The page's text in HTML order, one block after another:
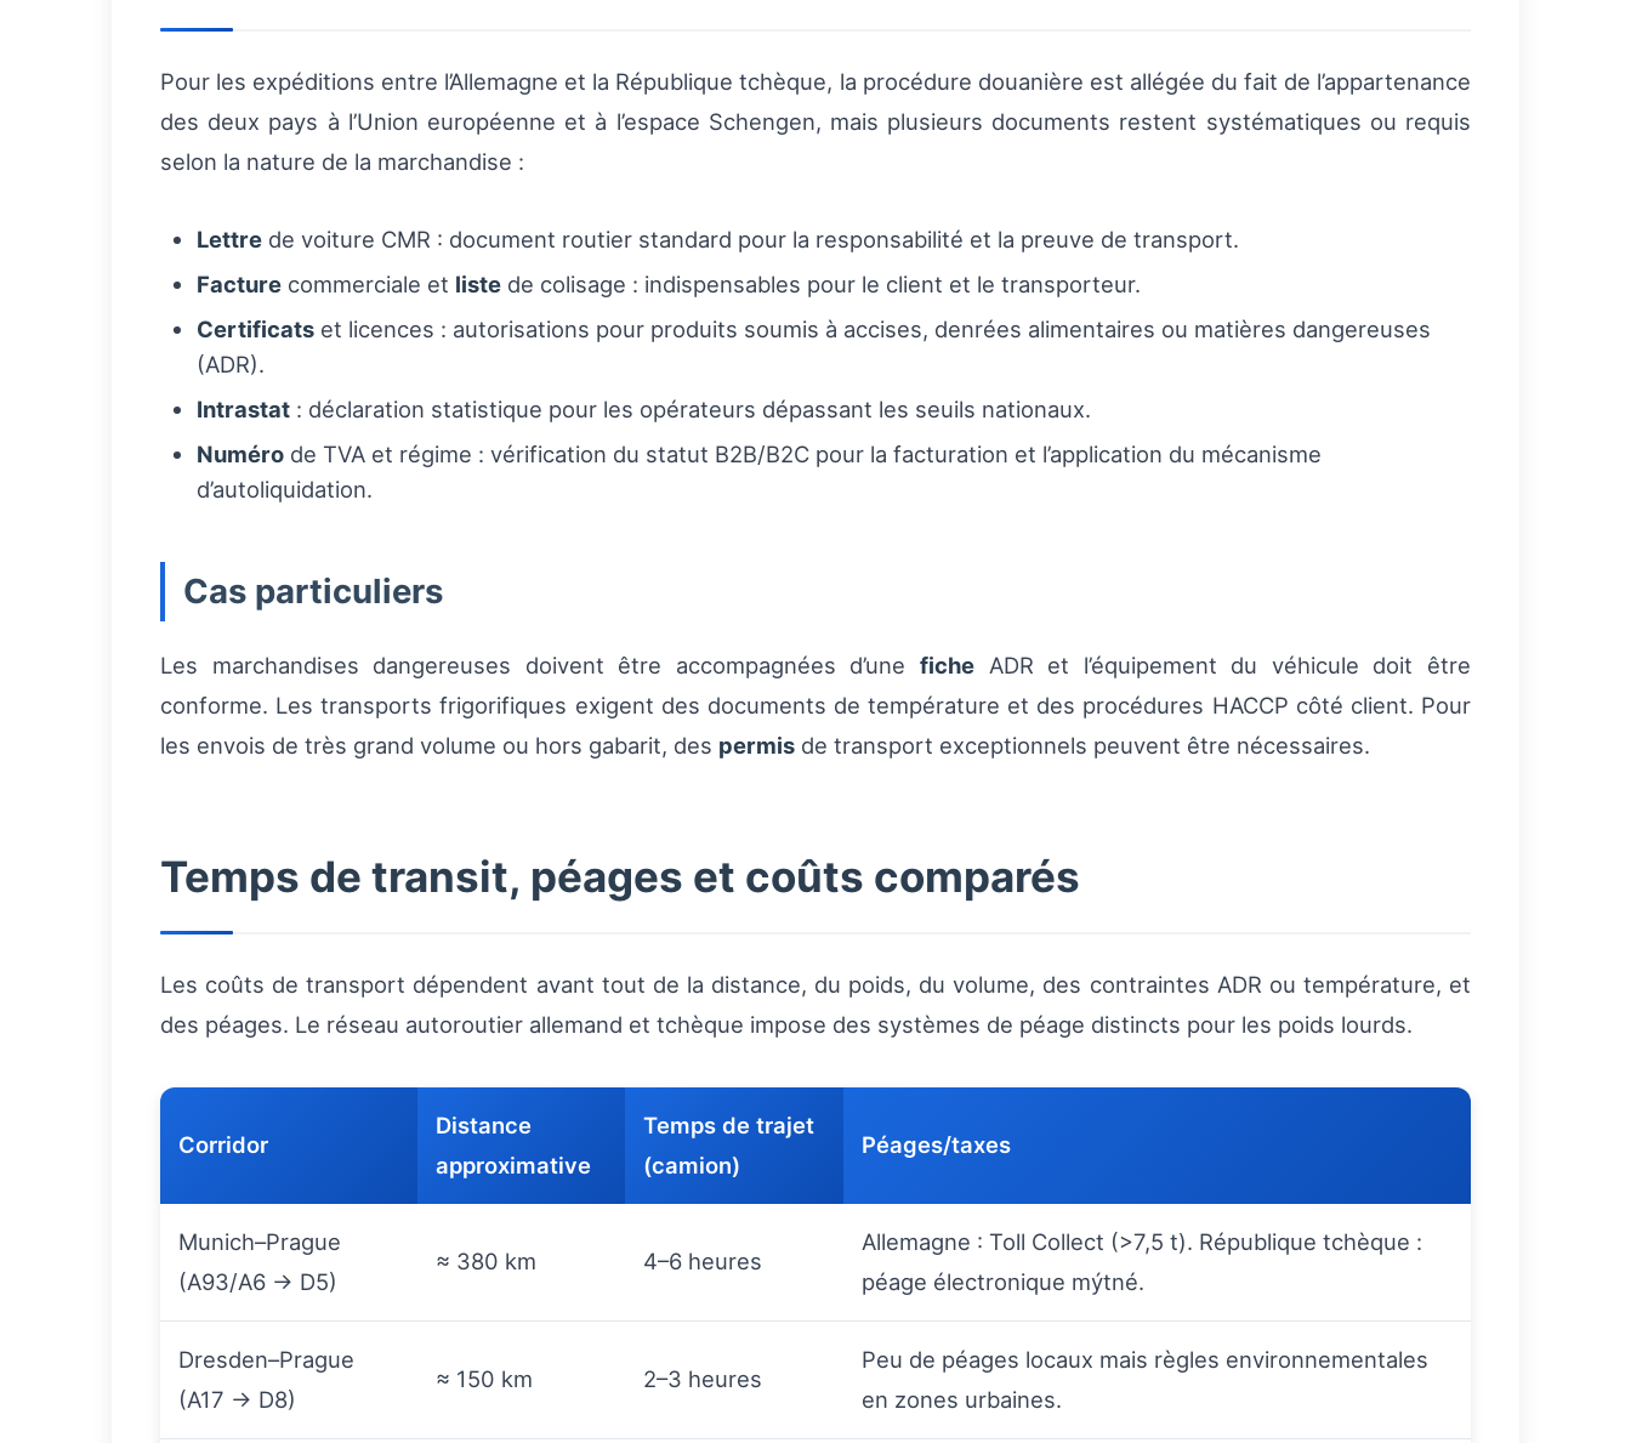
Pour les expéditions entre l’Allemagne et la République tchèque, la procédure douanière est allégée du fait de l’appartenance
des deux pays à l’Union européenne et à l’espace Schengen, mais plusieurs documents restent systématiques ou requis
selon la nature de la marchandise :
Lettre de voiture CMR : document routier standard pour la responsabilité et la preuve de transport.
Facture commerciale et liste de colisage : indispensables pour le client et le transporteur.
Certificats et licences : autorisations pour produits soumis à accises, denrées alimentaires ou matières dangereuses
(ADR).
Intrastat : déclaration statistique pour les opérateurs dépassant les seuils nationaux.
Numéro de TVA et régime : vérification du statut B2B/B2C pour la facturation et l’application du mécanisme
d’autoliquidation.
Cas particuliers
Les marchandises dangereuses doivent être accompagnées d’une fiche ADR et l’équipement du véhicule doit être
conforme. Les transports frigorifiques exigent des documents de température et des procédures HACCP côté client. Pour
les envois de très grand volume ou hors gabarit, des permis de transport exceptionnels peuvent être nécessaires.
Temps de transit, péages et coûts comparés
Les coûts de transport dépendent avant tout de la distance, du poids, du volume, des contraintes ADR ou température, et
des péages. Le réseau autoroutier allemand et tchèque impose des systèmes de péage distincts pour les poids lourds.
Corridor
Distance
approximative
Temps de trajet
(camion)
Péages/taxes
Munich–Prague
(A93/A6 → D5)
≈ 380 km 4–6 heures
Allemagne : Toll Collect (>7,5 t). République tchèque :
péage électronique mýtné.
Dresden–Prague
(A17 → D8)
≈ 150 km 2–3 heures
Peu de péages locaux mais règles environnementales
en zones urbaines.